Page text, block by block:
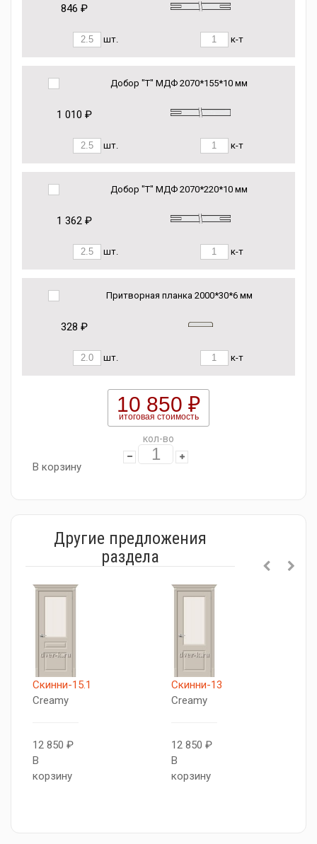
846 ₽
шт. к-т
Добор "Т" МДФ 2070*155*10 мм
1 010 ₽
шт. к-т
Добор "Т" МДФ 2070*220*10 мм
1 362 ₽
шт. к-т
Притворная планка 2000*30*6 мм
328 ₽
шт. к-т
10 850 ₽
итоговая стоимость
кол-во
В корзину
Другие предложения
раздела
Скинни-15.1
Creamy
12 850 ₽
В
корзину
Скинни-13
Creamy
12 850 ₽
В
корзину